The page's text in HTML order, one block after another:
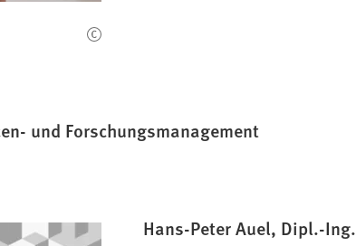
und Forschungsmanagement
Hans-Peter Auel, Dipl.-Ing.